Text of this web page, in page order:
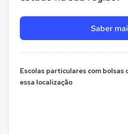
Saber
Escolas particulares com bolsas
essa localização